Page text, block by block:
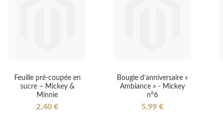
Feuille pré-coupée en
sucre – Mickey &
Minnie
2,40 €
Bougie d’anniversaire «
Ambiance » - Mickey
n°6
5,99 €